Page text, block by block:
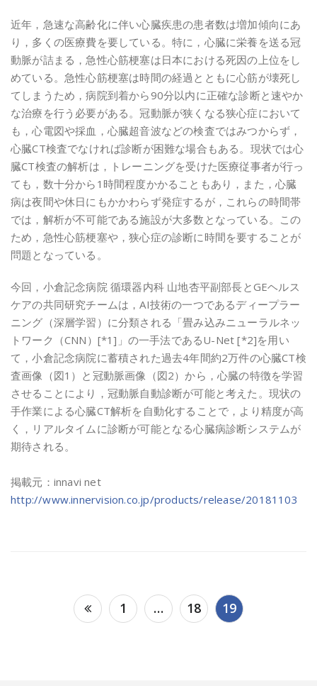
近年，急速な高齢化に伴い心臓疾患の患者数は増加傾向にあ
り，多くの医療費を要している。特に，心臓に栄養を送る冠
動脈が詰まる，急性心筋梗塞は日本における死因の上位をし
めている。急性心筋梗塞は時間の経過とともに心筋が壊死し
てしまうため，病院到着から90分以内に正確な診断と速やか
な治療を行う必要がある。冠動脈が狭くなる狭心症において
も，心電図や採血，心臓超音波などの検査ではみつからず，
心臓CT検査でなければ診断が困難な場合もある。現状では心
臓CT検査の解析は，トレーニングを受けた医療従事者が行っ
ても，数十分から1時間程度かかることもあり，また，心臓
病は夜間や休日にもかかわらず発症するが，これらの時間帯
では，解析が不可能である施設が大多数となっている。この
ため，急性心筋梗塞や，狭心症の診断に時間を要することが
問題となっている。
今回，小倉記念病院 循環器内科 山地杏平副部長とGEヘルス
ケアの共同研究チームは，AI技術の一つであるディープラー
ニング（深層学習）に分類される「畳み込みニューラルネッ
トワーク（CNN）[*1]」の一手法であるU-Net [*2]を用い
て，小倉記念病院に蓄積された過去4年間約2万件の心臓CT検
査画像（図1）と冠動脈画像（図2）から，心臓の特徴を学習
させることにより，冠動脈自動診断が可能と考えた。現状の
手作業による心臓CT解析を自動化することで，より精度が高
く，リアルタイムに診断が可能となる心臓病診断システムが
期待される。
掲載元：innavi net
http://www.innervision.co.jp/products/release/20181103
1 … 18 19